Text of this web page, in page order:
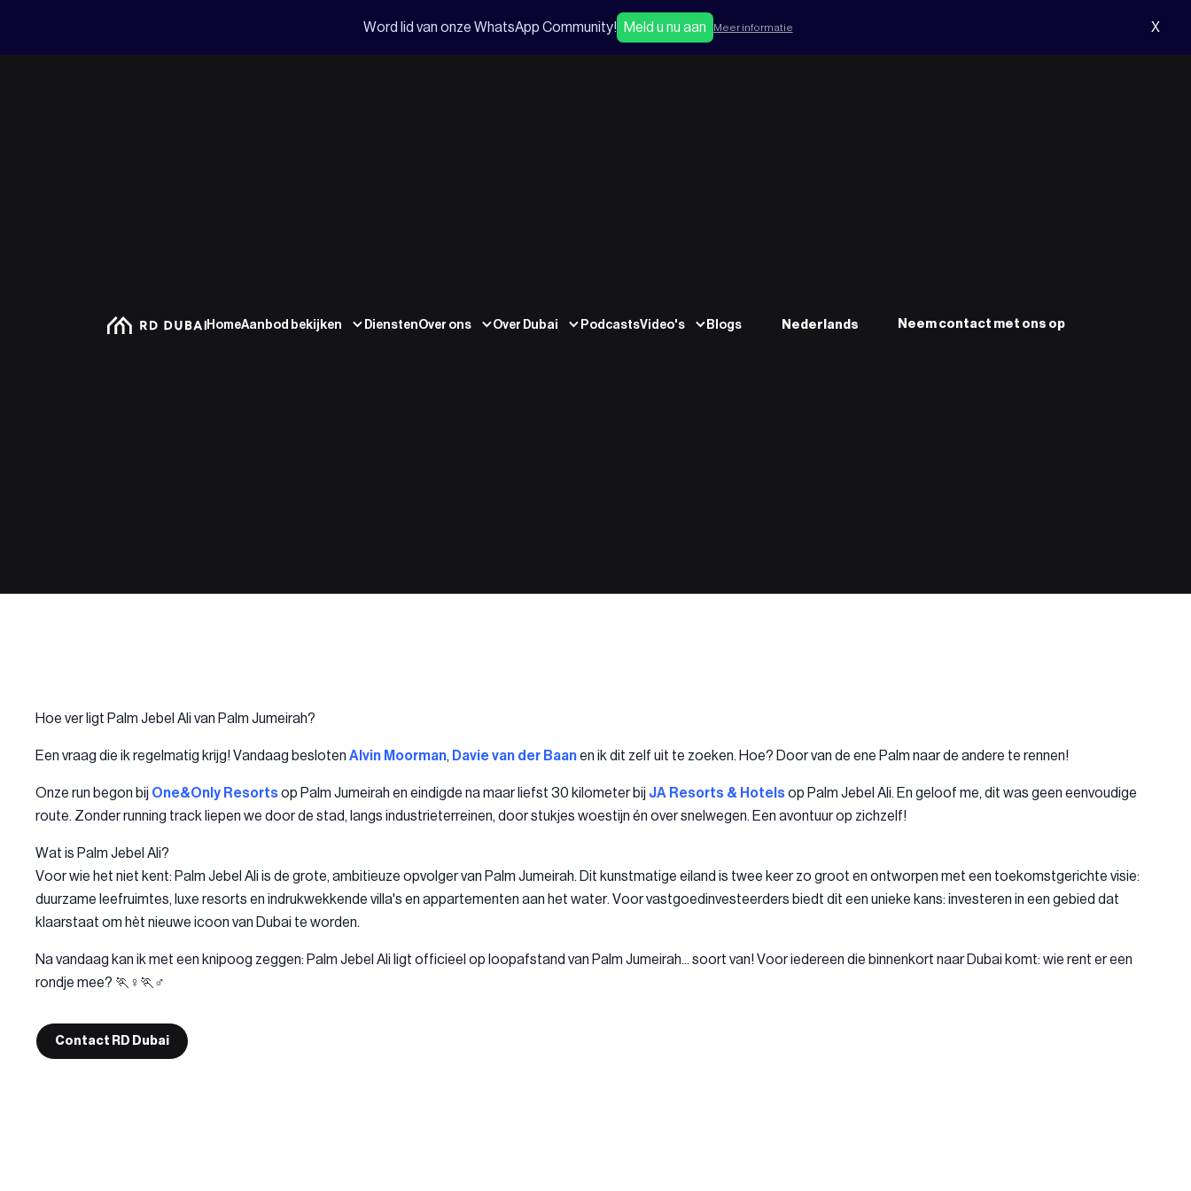
Word lid van onze WhatsApp Community! Meld u nu aan Meer informatie X
HomeAanbod bekijken DienstenOver ons Over Dubai PodcastsVideo's Blogs Nederlands Neem contact met ons op
Hoe ver ligt Palm Jebel Ali van Palm Jumeirah?
Een vraag die ik regelmatig krijg! Vandaag besloten Alvin Moorman, Davie van der Baanen ik dit zelf uit te zoeken. Hoe? Door van de ene Palm naar de andere te rennen!
Onze run begon bij One&Only Resortsop Palm Jumeirah en eindigde na maar liefst 30 kilometer bij JA Resorts & Hotelsop Palm Jebel Ali. En geloof me, dit was geen eenvoudige
route. Zonder running track liepen we door de stad, langs industrieterreinen, door stukjes woestijn én over snelwegen. Een avontuur op zichzelf!
Wat is Palm Jebel Ali?
Voor wie het niet kent: Palm Jebel Ali is de grote, ambitieuze opvolger van Palm Jumeirah. Dit kunstmatige eiland is twee keer zo groot en ontworpen met een toekomstgerichte visie:
duurzame leefruimtes, luxe resorts en indrukwekkende villa's en appartementen aan het water. Voor vastgoedinvesteerders biedt dit een unieke kans: investeren in een gebied dat
klaarstaat om hèt nieuwe icoon van Dubai te worden.
Na vandaag kan ik met een knipoog zeggen: Palm Jebel Ali ligt officieel op loopafstand van Palm Jumeirah... soort van! Voor iedereen die binnenkort naar Dubai komt: wie rent er een
rondje mee? 🏃♀️🏃♂️
Contact RD Dubai